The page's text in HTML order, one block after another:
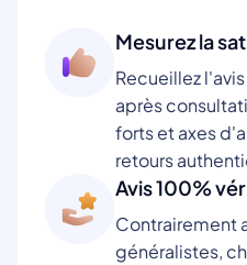
Mesurez la
Recueillez
après
forts et axes
retours
Avis 100%
Contrairement
généralistes,